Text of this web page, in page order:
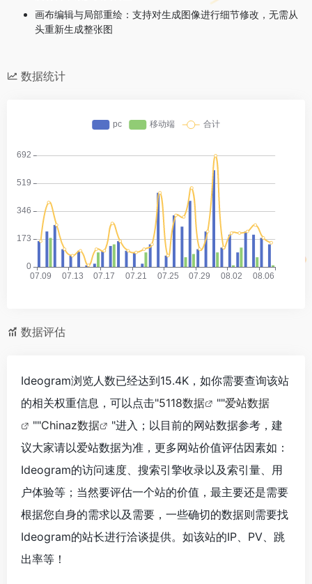
画布编辑与局部重绘：支持对生成图像进行细节修改，无需从
头重新生成整张图
数据统计
数据评估
Ideogram浏览人数已经达到15.4K，如你需要查询该站
的相关权重信息，可以点击"5118数据 ""爱站数据
""Chinaz数据
"进入；以目前的网站数据参考，建
议大家请以爱站数据为准，更多网站价值评估因素如：
Ideogram的访问速度、搜索引擎收录以及索引量、用
户体验等；当然要评估一个站的价值，最主要还是需要
根据您自身的需求以及需要，一些确切的数据则需要找
Ideogram的站长进行洽谈提供。如该站的IP、PV、跳
出率等！